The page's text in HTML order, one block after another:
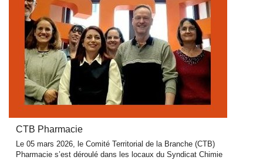
CTB Pharmacie
Le 05 mars 2026, le Comité Territorial de la Branche (CTB)
Pharmacie s’est déroulé dans les locaux du Syndicat Chimie